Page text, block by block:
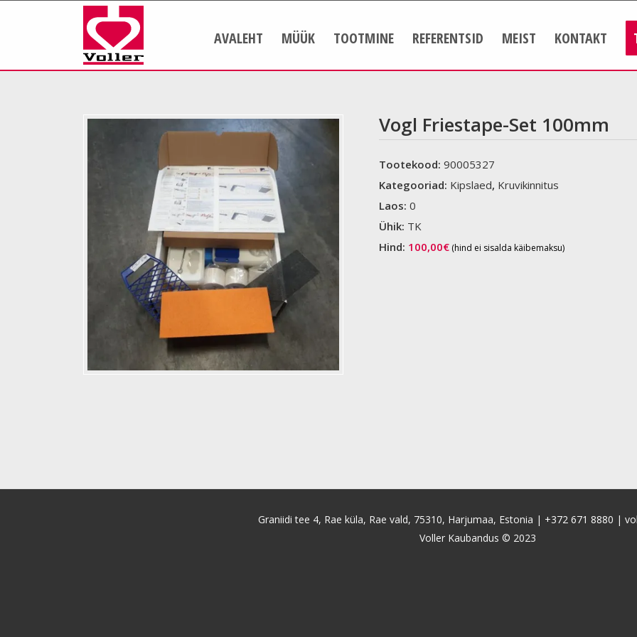
AVALEHT MÜÜK TOOTMINE REFERENTSID MEIST KONTAKT
Vogl Friestape-Set 100mm
Tootekood:90005327
Kategooriad: Kipslaed, Kruvikinnitus
Laos:0
Ühik: TK
Hind: 100,00€ (hind ei sisalda käibemaksu)
Graniidi tee 4, Rae küla, Rae vald, 75310, Harjumaa, Estonia | +372 671 8880 |
Voller Kaubandus © 2023